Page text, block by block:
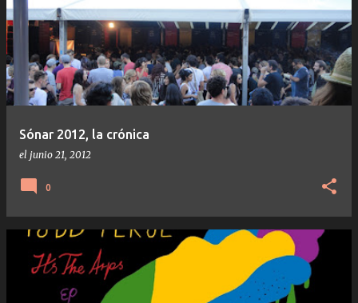
Sónar 2012, la crónica
el junio 21, 2012
0